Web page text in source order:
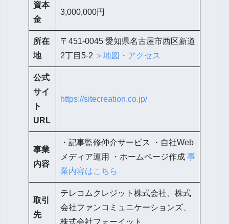
資本
金
3,000,000円
所在
地
〒451-0045 愛知県名古屋市西区新道
2丁目5-2 ＞地図・アクセス
公式
サイ
ト
URL
https://sitecreation.co.jp/
事業
内容
・記事監修仲介サービス ・自社Web
メディア運用 ・ホームページ作成 事
業内容はこちら
取引
先
テレコムクレジット株式会社、株式
会社ファンコミュニケーションズ、
株式会社フォーイット